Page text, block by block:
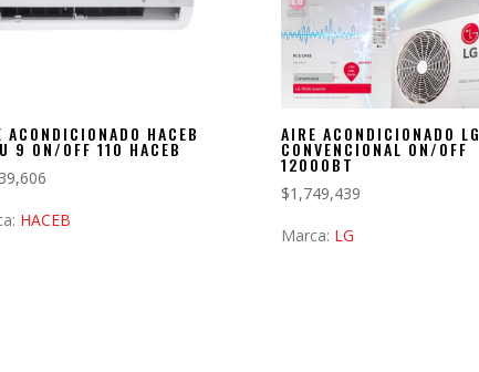
ACONDICIONADO HACEB
9 ON/OFF 110 HACEB
HACEB
AIRE ACONDICIONADO LG
CONVENCIONAL ON/OFF
12000BT
$1,749,439
Marca: LG